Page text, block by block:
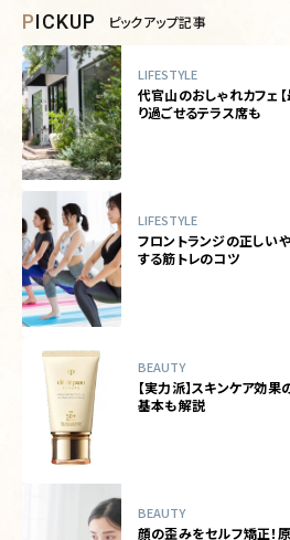
PICKUP ピックアップ記事
LIFESTYLE
代官山のおしゃれカフェ
り過ごせるテラス席も
LIFESTYLE
フロントランジの正しい
する筋トレのコツ
BEAUTY
【実力派】スキンケア効
基本も解説
BEAUTY
顔の歪みをセルフ矯正！